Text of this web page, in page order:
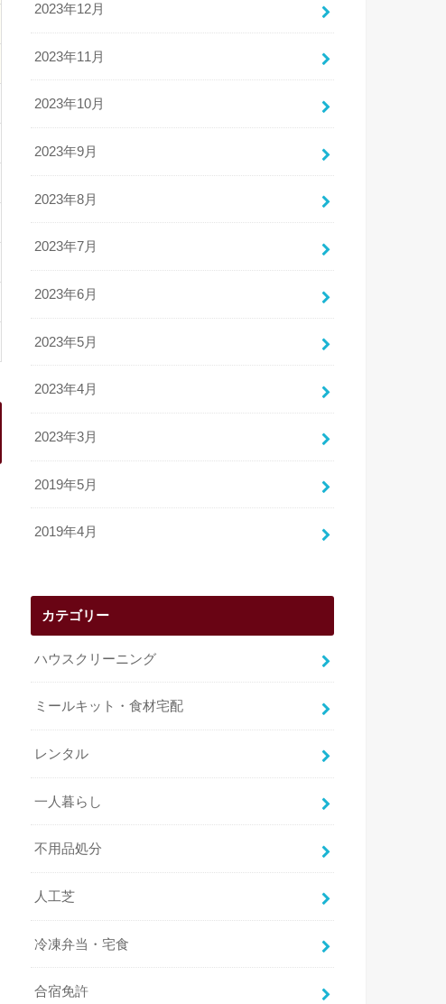
2023年12月
2023年11月
2023年10月
2023年9月
2023年8月
2023年7月
2023年6月
2023年5月
2023年4月
2023年3月
2019年5月
2019年4月
カテゴリー
ハウスクリーニング
ミールキット・食材宅配
レンタル
一人暮らし
不用品処分
人工芝
冷凍弁当・宅食
合宿免許